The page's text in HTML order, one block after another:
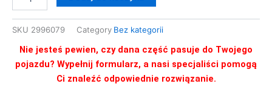
Z
KLUCZYKIEM
D'06
KPL.
SKU 2996079 Category Bez kategorii
Nie jesteś pewien, czy dana część pasuje do Twojego
pojazdu? Wypełnij formularz, a nasi specjaliści pomogą
Ci znaleźć odpowiednie rozwiązanie.